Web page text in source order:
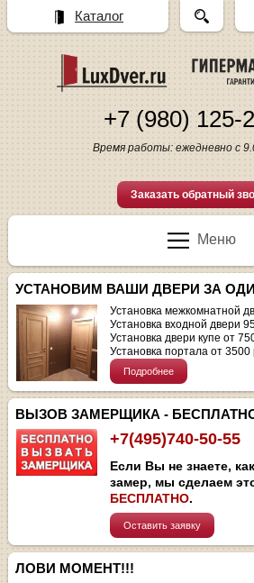
+7 (980) 125-
Время работы: ежедневно с
Заказать обратный
Меню
УСТАНОВИМ ВАШИ ДВЕРИ ЗА
Установка межкомнатной
Установка входной двери
Установка двери купе от
Установка портала от 3500
Подробнее
ВЫЗОВ ЗАМЕРЩИКА -
+7(495)740-50-55
Если Вы не знаете,
замер, мы сделаем
БЕСПЛАТНО.
Оставить заявку
ЛОВИ МОМЕНТ!!!
Каталог